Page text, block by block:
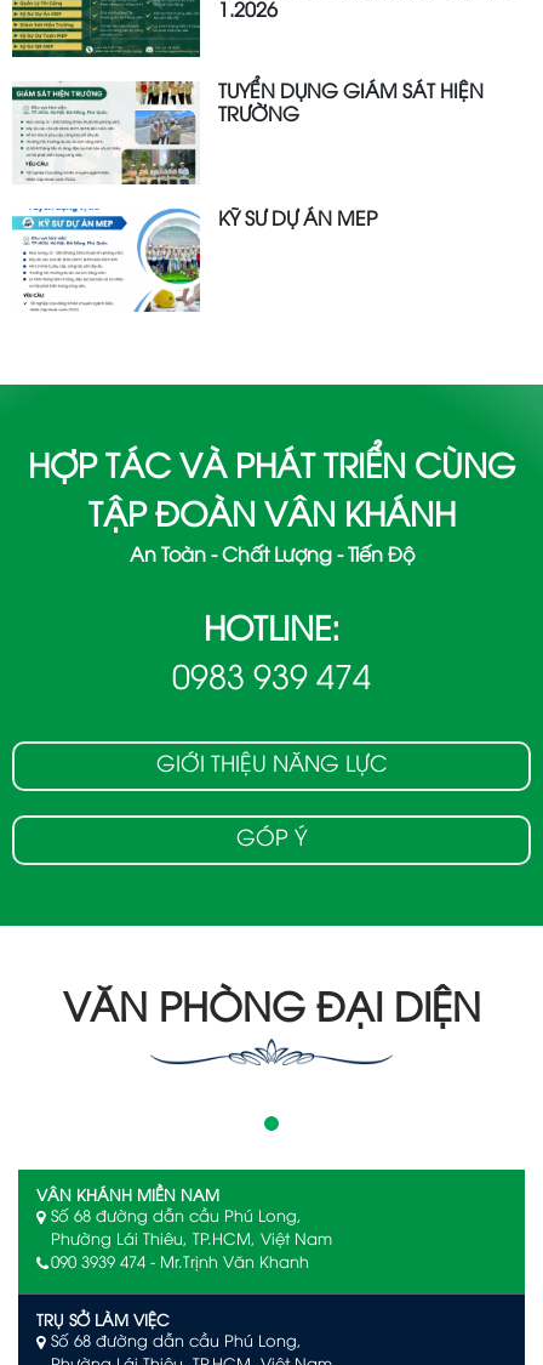
1.2026
TUYỂN DỤNG GIÁM SÁT HIỆN
TRƯỜNG
KỸ SƯ DỰ ÁN MEP
HỢP TÁC VÀ PHÁT TRIỂN CÙNG
TẬP ĐOÀN VÂN KHÁNH
An Toàn - Chất Lượng - Tiến Độ
HOTLINE:
0983 939 474
GIỚI THIỆU NĂNG LỰC
GÓP Ý
VĂN PHÒNG ĐẠI DIỆN
VÂN KHÁNH MIỀN NAM
Số 68 đường dẫn cầu Phú Long,
Phường Lái Thiêu, TP.HCM, Việt Nam
090 3939 474 - Mr.Trịnh Văn Khanh
TRỤ SỞ LÀM VIỆC
Số 68 đường dẫn cầu Phú Long,